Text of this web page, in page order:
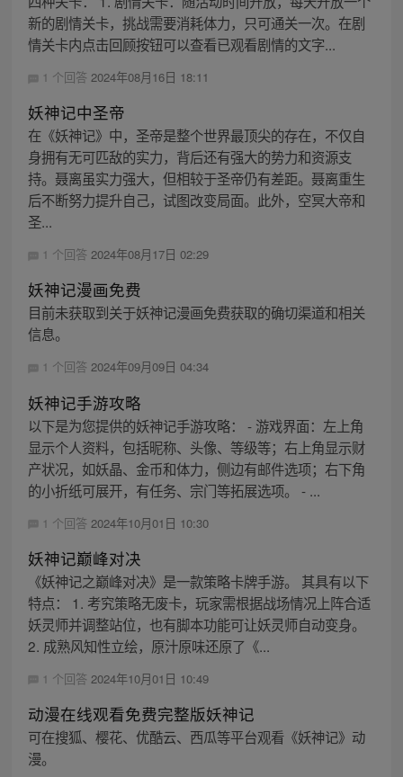
新的剧情关卡，挑战需要消耗体力，只可通关一次。在剧
情关卡内点击回顾按钮可以查看已观看剧情的文字...
1 个回答 2024年08月16日 18:11
妖神记中圣帝
在《妖神记》中，圣帝是整个世界最顶尖的存在，不仅自
身拥有无可匹敌的实力，背后还有强大的势力和资源支
持。聂离虽实力强大，但相较于圣帝仍有差距。聂离重生
后不断努力提升自己，试图改变局面。此外，空冥大帝和
圣...
1 个回答 2024年08月17日 02:29
妖神记漫画免费
目前未获取到关于妖神记漫画免费获取的确切渠道和相关
信息。
1 个回答 2024年09月09日 04:34
妖神记手游攻略
以下是为您提供的妖神记手游攻略： - 游戏界面：左上角
显示个人资料，包括昵称、头像、等级等；右上角显示财
产状况，如妖晶、金币和体力，侧边有邮件选项；右下角
的小折纸可展开，有任务、宗门等拓展选项。 - ...
1 个回答 2024年10月01日 10:30
妖神记巅峰对决
《妖神记之巅峰对决》是一款策略卡牌手游。 其具有以下
特点： 1. 考究策略无废卡，玩家需根据战场情况上阵合适
妖灵师并调整站位，也有脚本功能可让妖灵师自动变身。
2. 成熟风知性立绘，原汁原味还原了《...
1 个回答 2024年10月01日 10:49
动漫在线观看免费完整版妖神记
可在搜狐、樱花、优酷云、西瓜等平台观看《妖神记》动
漫。